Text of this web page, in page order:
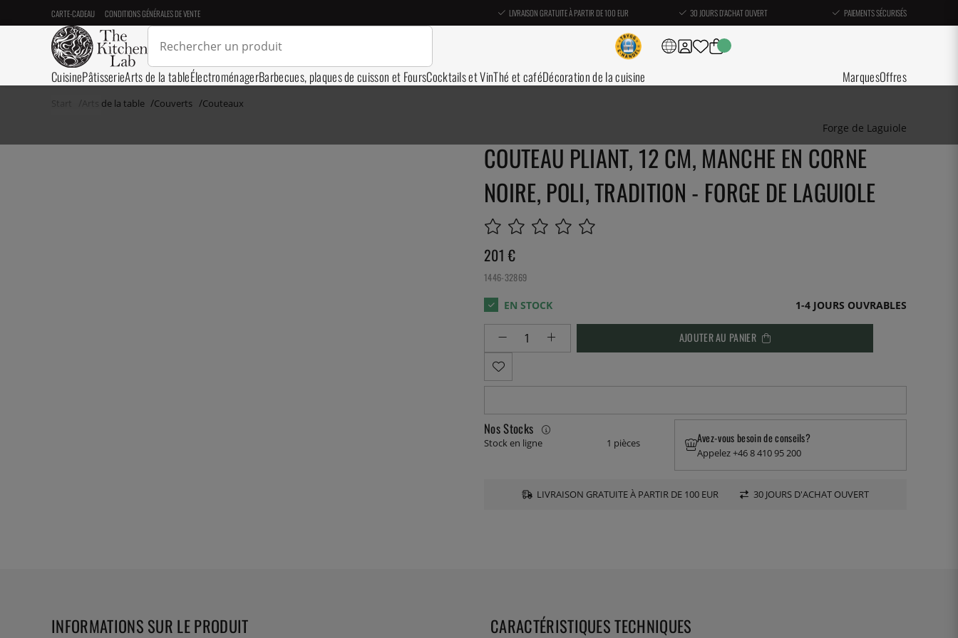
CARTE-CADEAU CONDITIONS GÉNÉRALES DE VENTE LIVRAISON GRATUITE À PARTIR DE 100 EUR 30 JOURS D'ACHAT OUVERT PAIEMENTS SÉCURISÉS
CuisinePâtisserieArts de la tableÉlectroménagerBarbecues, plaques de cuisson et FoursCocktails et VinThé et caféDécoration de la cuisine MarquesOffres
Start Arts de la table Couverts Couteaux
Forge de Laguiole
COUTEAU PLIANT, 12 CM, MANCHE EN CORNE
NOIRE, POLI, TRADITION - FORGE DE LAGUIOLE
201 €
1446-32869
1-4 JOURS OUVRABLES
AJOUTER AU PANIER
Nos Stocks
Stock en ligne 1 pièces Avez-vous besoin de conseils?
Appelez +46 8 410 95 200
LIVRAISON GRATUITE À PARTIR DE 100 EUR 30 JOURS D'ACHAT OUVERT
INFORMATIONS SUR LE PRODUIT CARACTÉRISTIQUES TECHNIQUES